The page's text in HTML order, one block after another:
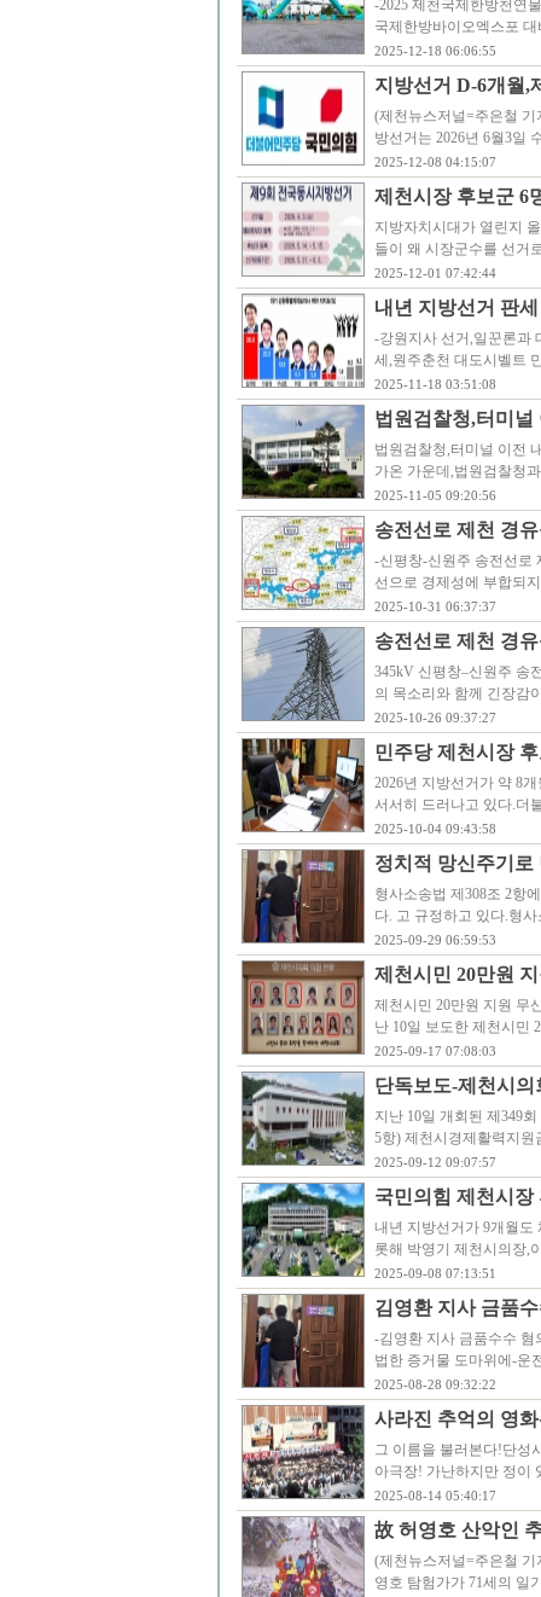
-2025 제천국제한방천연
국제한방바이오엑스포
2025-12-18 06:06:55
지방선거 D-6개월
(제천뉴스저널=주은철 기
방선거는 2026년 6월3일
2025-12-08 04:15:07
제천시장 후보군 6
지방자치시대가 열린지
들이 왜 시장군수를 선거
2025-12-01 07:42:44
내년 지방선거 판
-강원지사 선거,일꾼론과
세,원주춘천 대도시벨트
2025-11-18 03:51:08
법원검찰청,터미
법원검찰청,터미널 이전
가온 가운데,법원검찰청
2025-11-05 09:20:56
송전선로 제천 경
-신평창-신원주 송전선로
선으로 경제성에 부합되
2025-10-31 06:37:37
송전선로 제천 경
345kV 신평창–신원주 송
의 목소리와 함께 긴장감
2025-10-26 09:37:27
민주당 제천시장
2026년 지방선거가 약 8
서서히 드러나고 있다.더
2025-10-04 09:43:58
정치적 망신주기
형사소송법 제308조 2항
다. 고 규정하고 있다.형
2025-09-29 06:59:53
제천시민 20만원
제천시민 20만원 지원 무
난 10일 보도한 제천시민
2025-09-17 07:08:03
단독보도-제천시
지난 10일 개회된 제349
5항) 제천시경제활력지
2025-09-12 09:07:57
국민의힘 제천시장
내년 지방선거가 9개월도
롯해 박영기 제천시의장,
2025-09-08 07:13:51
김영환 지사 금품
-김영환 지사 금품수수
법한 증거물 도마위에-운
2025-08-28 09:32:22
사라진 추억의 영
그 이름을 불러본다!단성
아극장! 가난하지만 정이
2025-08-14 05:40:17
故 허영호 산악인
(제천뉴스저널=주은철 기
영호 탐험가가 71세의 일